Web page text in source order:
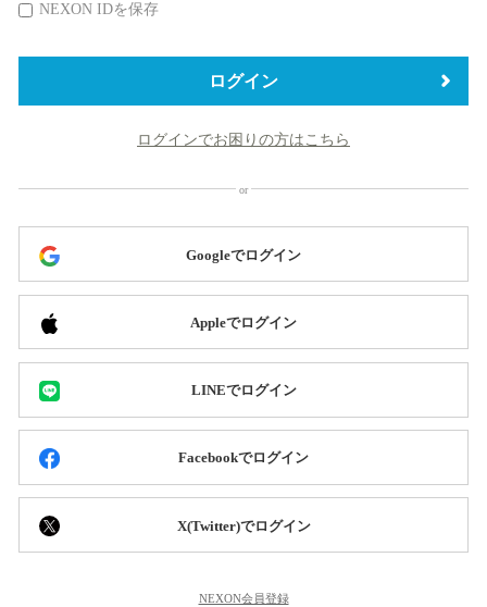
替
NEXON IDを保存
ログイン
ログインでお困りの方はこちら
Googleでログイン
Appleでログイン
LINEでログイン
Facebookでログイン
X(Twitter)でログイン
NEXON会員登録